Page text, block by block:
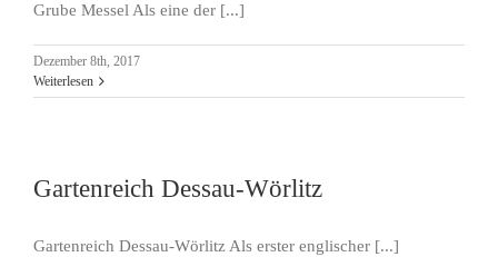
Grube Messel Als eine der [...]
Dezember 8th, 2017
Weiterlesen
Gartenreich Dessau-Wörlitz
Gartenreich Dessau-Wörlitz Als erster englischer [...]